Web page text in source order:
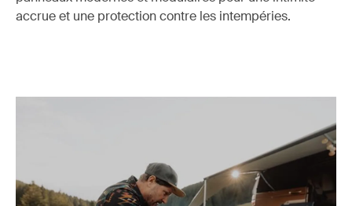
accrue et une protection contre les intempéries.